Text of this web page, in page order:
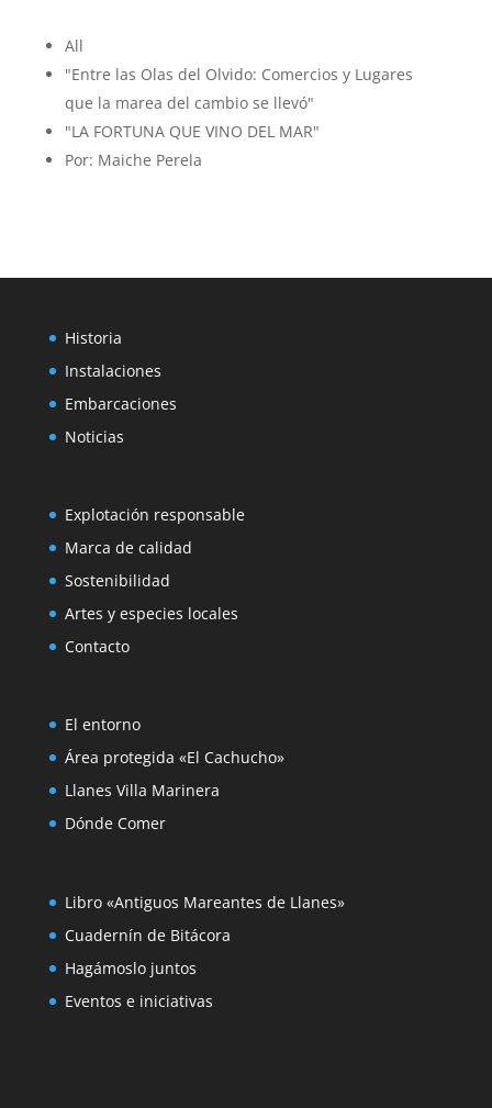
All
"Entre las Olas del Olvido: Comercios y Lugares
que la marea del cambio se llevó"
"LA FORTUNA QUE VINO DEL MAR"
Por: Maiche Perela
Historia
Instalaciones
Embarcaciones
Noticias
Explotación responsable
Marca de calidad
Sostenibilidad
Artes y especies locales
Contacto
El entorno
Área protegida «El Cachucho»
Llanes Villa Marinera
Dónde Comer
Libro «Antiguos Mareantes de Llanes»
Cuadernín de Bitácora
Hagámoslo juntos
Eventos e iniciativas